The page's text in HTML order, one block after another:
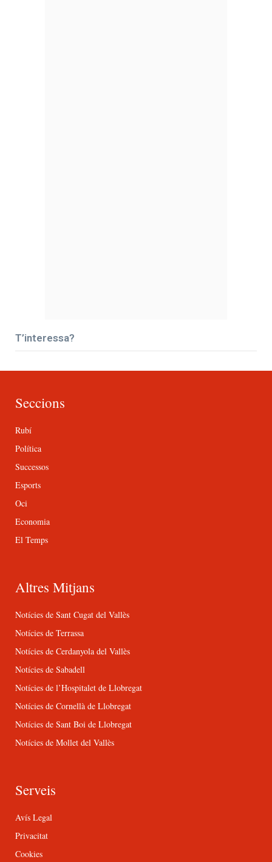
T’interessa?
Seccions
Rubí
Política
Successos
Esports
Oci
Economia
El Temps
Altres Mitjans
Notícies de Sant Cugat del Vallès
Notícies de Terrassa
Notícies de Cerdanyola del Vallès
Notícies de Sabadell
Notícies de l’Hospitalet de Llobregat
Notícies de Cornellà de Llobregat
Notícies de Sant Boi de Llobregat
Notícies de Mollet del Vallès
Serveis
Avís Legal
Privacitat
Cookies